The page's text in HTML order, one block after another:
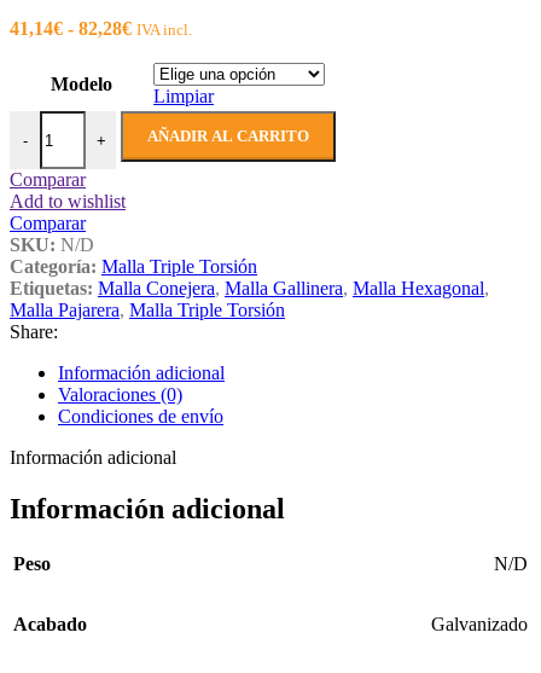
hasta
41,14€ - 82,28€Rango
precios:
desde
41,14€
hasta
82,28€
IVA incl.
Modelo
Limpiar
-
Malla Triple Torsión Galvanizada Rollos 50 x 1 m.Alt.- cantidad
+ AÑADIR AL CARRITO
Comparar
Add to wishlist
Comparar
SKU: N/D
Categoría: Malla Triple Torsión
Etiquetas: Malla Conejera, Malla Gallinera, Malla Hexagonal,
Malla Pajarera, Malla Triple Torsión
Share:
Información adicional
Valoraciones (0)
Condiciones de envío
Información adicional
Información adicional
Peso N/D
Acabado Galvanizado